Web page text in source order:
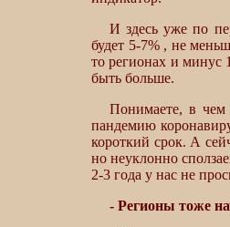
И здесь уже по
будет 5-7% , не
то регионах и минус
быть больше.
Понимаете, в чем
пандемию
короткий срок. А
но неуклонно
2-3 года у нас не
- Регионы тоже